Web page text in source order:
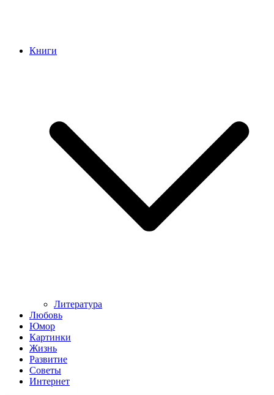
Книги
Литература
Любовь
Юмор
Картинки
Жизнь
Развитие
Советы
Интернет